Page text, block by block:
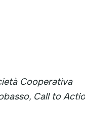
Cooperativa
Call to